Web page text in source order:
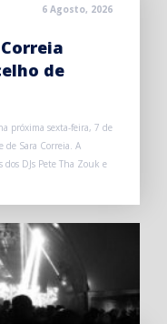
6 Agosto, 2026
de
próxima sexta-feira, 7 de
de Sara Correia. A
DJs Pete Tha Zouk e